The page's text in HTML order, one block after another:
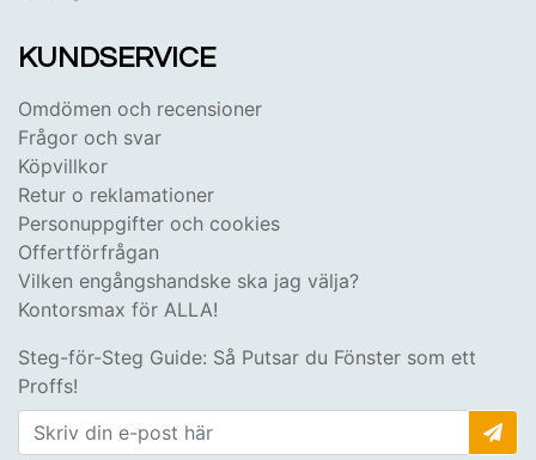
KUNDSERVICE
Omdömen och recensioner
Frågor och svar
Köpvillkor
Retur o reklamationer
Personuppgifter och cookies
Offertförfrågan
Vilken engångshandske ska jag välja?
Kontorsmax för ALLA!
Steg-för-Steg Guide: Så Putsar du Fönster som ett
Proffs!